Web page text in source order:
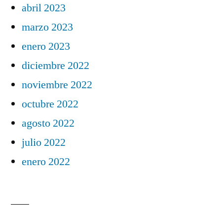
abril 2023
marzo 2023
enero 2023
diciembre 2022
noviembre 2022
octubre 2022
agosto 2022
julio 2022
enero 2022